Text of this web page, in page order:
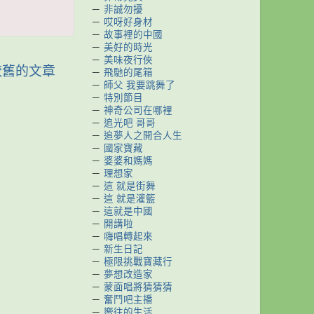
的文章
－ 非誠勿擾
－ 哎呀好身材
－ 故事裡的中國
－ 美好的時光
－ 美味夜行俠
－ 飛馳的尾箱
－ 師父 我要跳舞了
－ 特別節目
－ 神奇公司在哪裡
－ 追光吧 哥哥
－ 追夢人之開合人生
－ 國家寶藏
－ 婆婆和媽媽
－ 理想家
－ 這 就是街舞
－ 這 就是灌籃
－ 這就是中國
－ 開講啦
－ 嗨唱轉起來
－ 新生日記
－ 極限挑戰寶藏行
－ 夢想改造家
－ 蒙面唱將猜猜猜
－ 奮鬥吧主播